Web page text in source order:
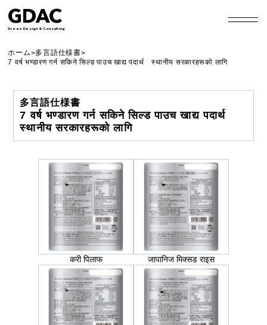
GDAC
Green Design & Consulting
ホーム>多言語仕様書>
7 वर्ष भण्डारण गर्न सकिने सिल्ड पाउच खाद्य पदार्थ स्थानीय सरकारहरूको लागि
多言語仕様書
7 वर्ष भण्डारण गर्न सकिने सिल्ड पाउच खाद्य पदार्थ
स्थानीय सरकारहरूको लागि
करी पिलाफ जापानिज मिक्सड राइस